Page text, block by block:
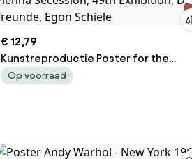
€ 12,79
Kunstreproductie Poster for the
Vienna Secession, 49th Exhibition, Die
Op voorraad